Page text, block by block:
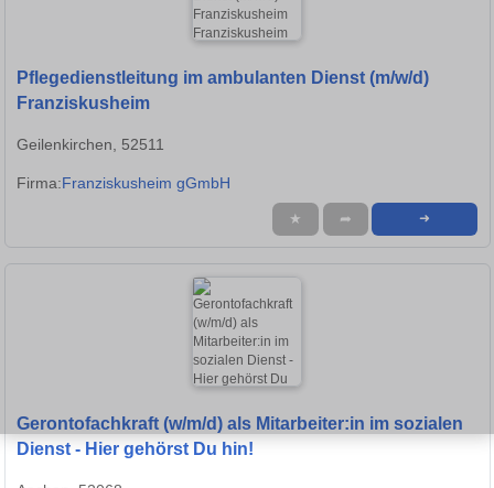
Pflegedienstleitung im ambulanten Dienst (m/w/d)
Franziskusheim
Geilenkirchen, 52511
Firma:Franziskusheim gGmbH
★ ➦ ➜
Gerontofachkraft (w/m/d) als Mitarbeiter:in im sozialen
Dienst - Hier gehörst Du hin!